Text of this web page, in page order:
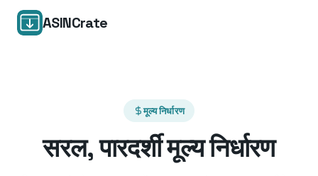
ASINCrate
मूल्य निर्धारण
सरल, पारदर्शी मूल्य निर्धारण